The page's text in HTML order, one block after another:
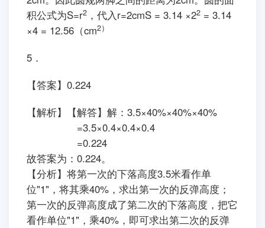
积公式为S=r2 ，代入r=2cmS = 3.14 ×22 = 3.14
×4 = 12.56（cm2）
5．
【答案】0.224
【解析】【解答】解：3.5×40%×40%×40%
=3.5×0.4×0.4×0.4
=0.224
故答案为：0.224。
【分析】将第一次的下落高度3.5米看作单
位"1"，将其乘40%，求出第一次的反弹高度；
第一次的反弹高度成了第二次的下落高度，把它
看作单位"1"，乘40%，即可求出第二次的反弹